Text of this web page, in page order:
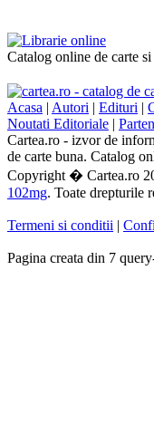
Catalog online de carte
Acasa | Autori | Edituri |
Noutati Editoriale |
Cartea.ro - izvor de
de carte buna. Catalog
Copyright � Cartea.ro
102mg. Toate drepturile
Termeni si conditii |
Pagina creata din 7